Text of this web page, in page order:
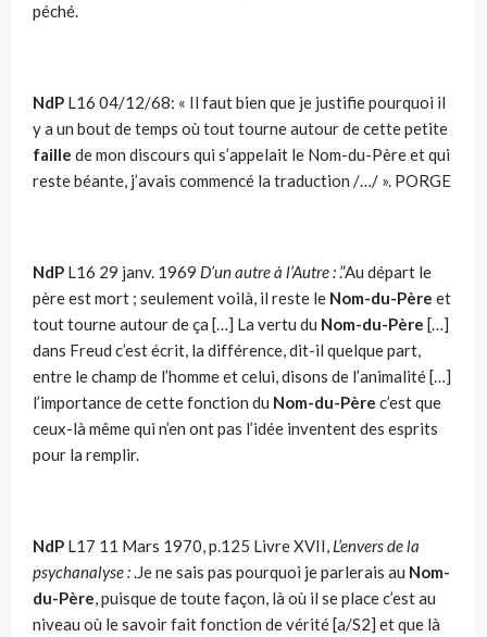
péché.
NdP L16 04/12/68: « Il faut bien que je justifie pourquoi il
y a un bout de temps où tout tourne autour de cette petite
faille de mon discours qui s’appelait le Nom-du-Père et qui
reste béante, j’avais commencé la traduction /…/ ». PORGE
NdP L16 29 janv. 1969 D’un autre à l’Autre :.”Au départ le
père est mort ; seulement voilà, il reste le Nom-du-Père et
tout tourne autour de ça […] La vertu du Nom-du-Père […]
dans Freud c’est écrit, la différence, dit-il quelque part,
entre le champ de l’homme et celui, disons de l’animalité […]
l’importance de cette fonction du Nom-du-Père c’est que
ceux-là même qui n’en ont pas l’idée inventent des esprits
pour la remplir.
NdP L17 11 Mars 1970, p.125 Livre XVII, L’envers de la
psychanalyse :.Je ne sais pas pourquoi je parlerais au Nom-
du-Père, puisque de toute façon, là où il se place c’est au
niveau où le savoir fait fonction de vérité [a/S2] et que là